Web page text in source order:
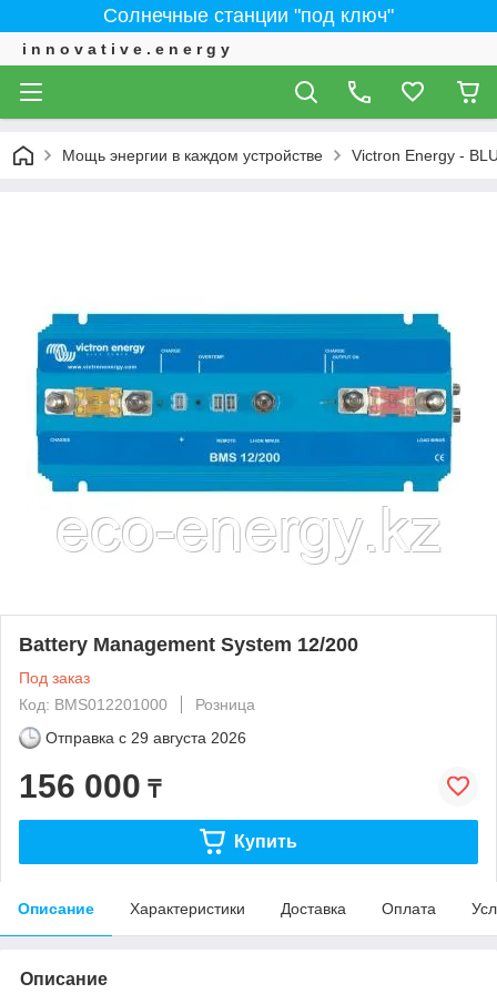
Солнечные станции "под ключ"
i n n o v a t i v e . e n e r g y
Мощь энергии в каждом устройстве Victron Energy -
Battery Management System 12/200
Под заказ
Код: BMS012201000
Розница
Отправка с 29 августа 2026
156 000 ₸
Купить
Описание Характеристики Доставка Оплата
Описание